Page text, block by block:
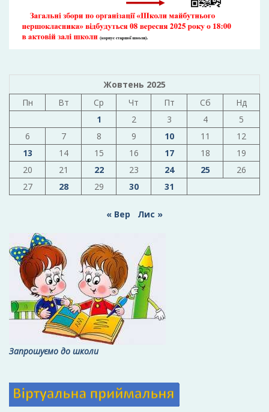
Жовтень 2025
Пн
Вт Ср Чт Пт Сб
Нд
1
2 3 4
5
6
7 8 9 10 11
12
13
14 15 16 17 18
19
20
21 22 23 24 25
26
27
28 29 30 31
« Вер Лис »
Запрошуємо до школи